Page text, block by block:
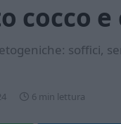
cocco
soffici,
6 min lettura